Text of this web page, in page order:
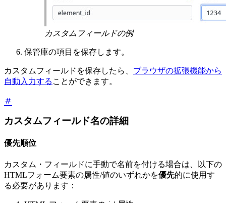
カスタムフィールドの例
保管庫の項目を保存します。
カスタムフィールドを保存したら、 ブラウザの拡張機能から
自動入力する ことができます。
カスタムフィールド名の詳細
優先順位
カスタム・フィールドに手動で名前を付ける場合は、以下の
HTMLフォーム要素の属性/値のいずれかを優先的に使用す
る必要があります：